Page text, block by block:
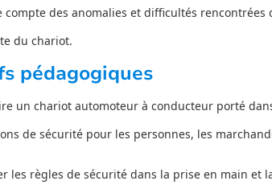
compte des anomalies et difficultés rencontrées
du chariot.
pédagogiques
un chariot automoteur à conducteur porté
de sécurité pour les personnes, les
les règles de sécurité dans la prise en main et